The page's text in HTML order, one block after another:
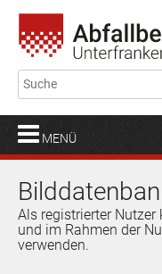
MENÜ
Als registrierter Nutzer
und im Rahmen der
verwenden.